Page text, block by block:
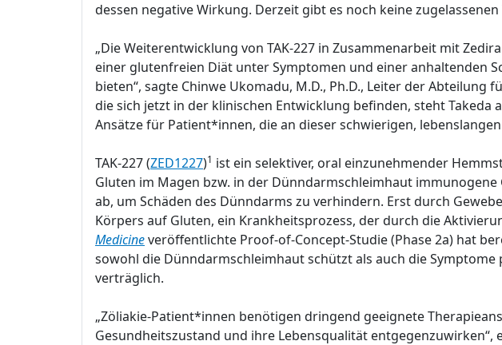
dessen negative Wirkung. Derzeit gibt es noch keine
„Die Weiterentwicklung von TAK-227 in Zusammenarbeit mit
einer glutenfreien Diät unter Symptomen und einer anhaltenden
bieten“, sagte Chinwe Ukomadu, M.D., Ph.D., Leiter der
die sich jetzt in der klinischen Entwicklung befinden, steht
Ansätze für Patient*innen, die an dieser schwierigen,
TAK-227 (ZED1227)1 ist ein selektiver, oral einzunehmender
Gluten im Magen bzw. in der Dünndarmschleimhaut
ab, um Schäden des Dünndarms zu verhindern. Erst durch
Körpers auf Gluten, ein Krankheitsprozess, der durch die
Medicineveröffentlichte Proof-of-Concept-Studie (Phase 2a) hat
sowohl die Dünndarmschleimhaut schützt als auch die Symptome
verträglich.
„Zöliakie-Patient*innen benötigen dringend geeignete
Gesundheitszustand und ihre Lebensqualität